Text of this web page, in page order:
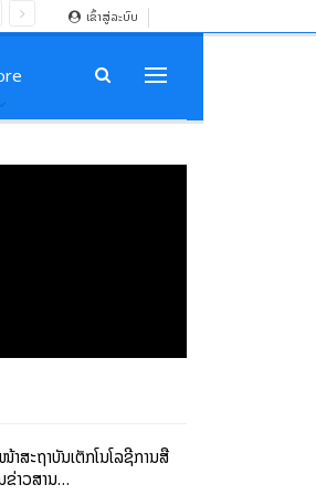
ເຂົ້າສູ່ລະບົບ
ສະຖາບັນເຕັກໂນໂລຊີການສື່
າວສານ…